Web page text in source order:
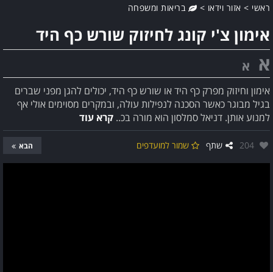
ראשי > אזור וידאו > בריאות ומשפחה
אימון צ'י קונג לחיזוק שורש כף היד
א א
אימון וחיזוק מפרק כף היד או שורש כף היד, יכולים להגן מפני שברים
בגיל מבוגר כאשר הסכנה לנפילות עולה, ובמקרים מסוימים אולי אף
למנוע אותן. דניאל סמלסון הוא מורה בכ.. קרא עוד
אהבו:
204 שתף שמור למועדפים הבא